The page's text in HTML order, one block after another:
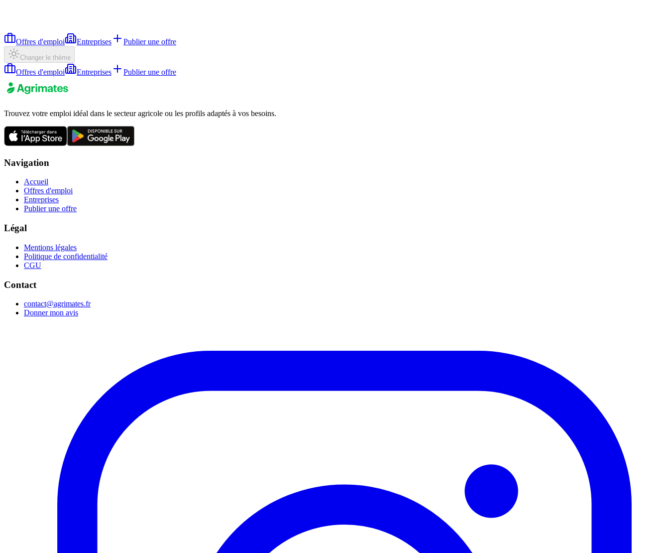
Offres d'emploi Entreprises Publier une offre
Changer le thème
Offres d'emploi Entreprises Publier une offre
Trouvez votre emploi idéal dans le secteur agricole ou les profils adaptés à vos besoins.
Navigation
Accueil
Offres d'emploi
Entreprises
Publier une offre
Légal
Mentions légales
Politique de confidentialité
CGU
Contact
contact@agrimates.fr
Donner mon avis